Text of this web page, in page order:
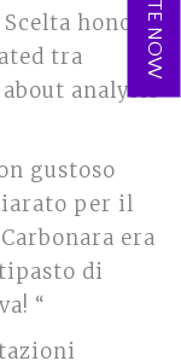
honor,
tra
analysis
gustoso
per il
era
di
“